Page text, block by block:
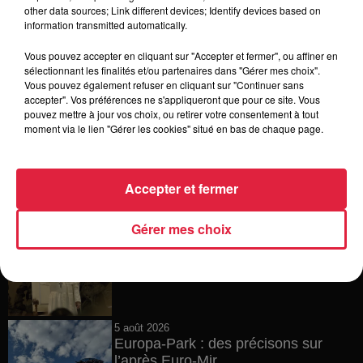
6 août 2026
Tags antisémites à Strasbourg :
Catherine Trautmann réagit
6 août 2026
Au zoo de Mulhouse : rencontre
Les dernières infos sur la venue du
pape à Metz en septembre
5 août 2026
Europa-Park : des précisons sur
other data sources; Link different devices; Identify devices based on
information transmitted automatically.
Vous pouvez accepter en cliquant sur "Accepter et fermer", ou affiner en
sélectionnant les finalités et/ou partenaires dans "Gérer mes choix".
Vous pouvez également refuser en cliquant sur "Continuer sans
accepter". Vos préférences ne s'appliqueront que pour ce site. Vous
pouvez mettre à jour vos choix, ou retirer votre consentement à tout
moment via le lien "Gérer les cookies" situé en bas de chaque page.
Gérer mes choix
Accepter et fermer